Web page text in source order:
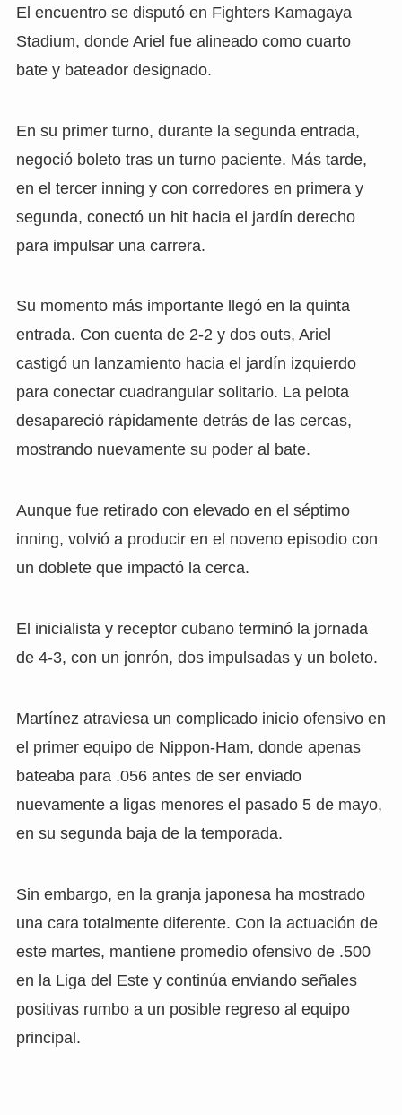
El encuentro se disputó en Fighters Kamagaya
Stadium, donde Ariel fue alineado como cuarto
bate y bateador designado.
En su primer turno, durante la segunda entrada,
negoció boleto tras un turno paciente. Más tarde,
en el tercer inning y con corredores en primera y
segunda, conectó un hit hacia el jardín derecho
para impulsar una carrera.
Su momento más importante llegó en la quinta
entrada. Con cuenta de 2-2 y dos outs, Ariel
castigó un lanzamiento hacia el jardín izquierdo
para conectar cuadrangular solitario. La pelota
desapareció rápidamente detrás de las cercas,
mostrando nuevamente su poder al bate.
Aunque fue retirado con elevado en el séptimo
inning, volvió a producir en el noveno episodio con
un doblete que impactó la cerca.
El inicialista y receptor cubano terminó la jornada
de 4-3, con un jonrón, dos impulsadas y un boleto.
Martínez atraviesa un complicado inicio ofensivo en
el primer equipo de Nippon-Ham, donde apenas
bateaba para .056 antes de ser enviado
nuevamente a ligas menores el pasado 5 de mayo,
en su segunda baja de la temporada.
Sin embargo, en la granja japonesa ha mostrado
una cara totalmente diferente. Con la actuación de
este martes, mantiene promedio ofensivo de .500
en la Liga del Este y continúa enviando señales
positivas rumbo a un posible regreso al equipo
principal.